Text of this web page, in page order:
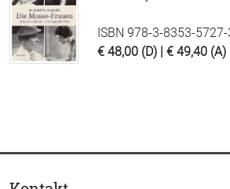
ISBN 978-3-8353-5727-
€ 48,00 (D) | € 49,40 (A)